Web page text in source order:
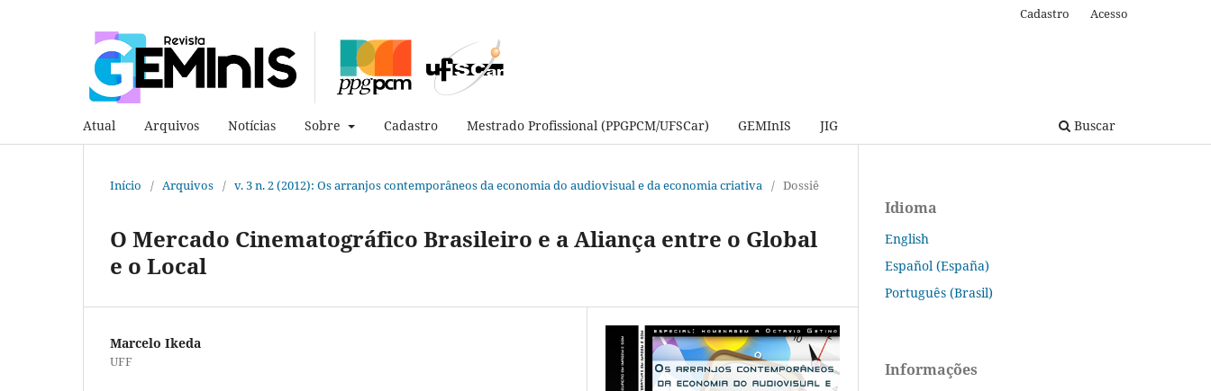
Atual Arquivos Notícias Sobre Cadastro Mestrado Profissional (PPGPCM/UFSCar) GEMInIS JIG Buscar
Cadastro Acesso
Início / Arquivos / v. 3 n. 2 (2012): Os arranjos contemporâneos da economia do audiovisual e da economia criativa / Dossiê
O Mercado Cinematográfico Brasileiro e a Aliança entre o Global
e o Local
Marcelo Ikeda
UFF
Idioma
English
Español (España)
Português (Brasil)
Informações